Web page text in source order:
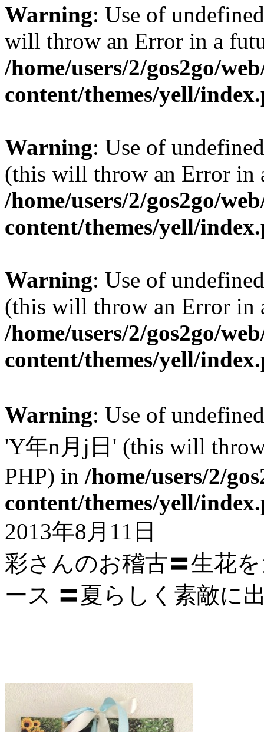
Warning: Use of
will throw an Error in a
/home/users/2/gos2go/
content/themes/yell/
Warning: Use of
(this will throw an Error in
/home/users/2/gos2go/
content/themes/yell/
Warning: Use of
(this will throw an Error in
/home/users/2/gos2go/
content/themes/yell/
Warning: Use of
'Y年n月j日' (this will
PHP) in /home/users/2/
content/themes/yell/
2013年8月11日
彩さんのお稽古〓生花
ース 〓夏らしく素敵に